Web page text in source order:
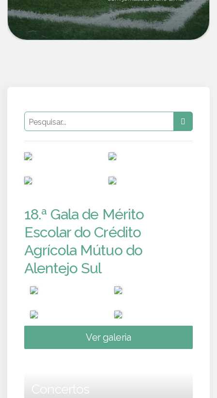
18.ª Gala de Mérito
Escolar do Crédito
Agrícola Mútuo do
Alentejo Sul
Ver galeria
Concertos